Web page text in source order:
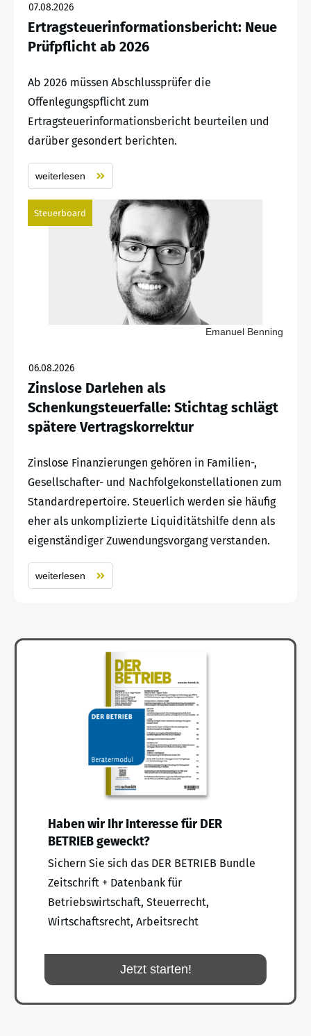
07.08.2026
Ertragsteuerinformationsbericht: Neue
Prüfpflicht ab 2026
Ab 2026 müssen Abschlussprüfer die
Offenlegungspflicht zum
Ertragsteuerinformationsbericht beurteilen und
darüber gesondert berichten.
weiterlesen
Steuerboard
Emanuel Benning
06.08.2026
Zinslose Darlehen als
Schenkungsteuerfalle: Stichtag schlägt
spätere Vertragskorrektur
Zinslose Finanzierungen gehören in Familien-,
Gesellschafter- und Nachfolgekonstellationen zum
Standardrepertoire. Steuerlich werden sie häufig
eher als unkomplizierte Liquiditätshilfe denn als
eigenständiger Zuwendungsvorgang verstanden.
weiterlesen
Haben wir Ihr Interesse für DER
BETRIEB geweckt?
Sichern Sie sich das DER BETRIEB Bundle
Zeitschrift + Datenbank für
Betriebswirtschaft, Steuerrecht,
Wirtschaftsrecht, Arbeitsrecht
Jetzt starten!